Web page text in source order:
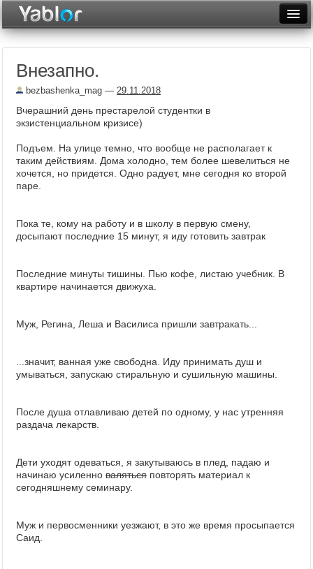
Месяц
Рейтинги
Архив
Фототоп
Внезапно.
bezbashenka_mag — 29.11.2018
Вчерашний день престарелой студентки в
экзистенциальном кризисе)
Подъем. На улице темно, что вообще не располагает к
таким действиям. Дома холодно, тем более шевелиться не
хочется, но придется. Одно радует, мне сегодня ко второй
паре.
Пока те, кому на работу и в школу в первую смену,
досыпают последние 15 минут, я иду готовить завтрак
Последние минуты тишины. Пью кофе, листаю учебник. В
квартире начинается движуха.
Муж, Регина, Леша и Василиса пришли завтракать...
...значит, ванная уже свободна. Иду принимать душ и
умываться, запускаю стиральную и сушильную машины.
После душа отлавливаю детей по одному, у нас утренняя
раздача лекарств.
Дети уходят одеваться, я закутываюсь в плед, падаю и
начинаю усиленно валяться повторять материал к
сегодняшнему семинару.
Муж и первосменники уезжают, в это же время просыпается
Саид.